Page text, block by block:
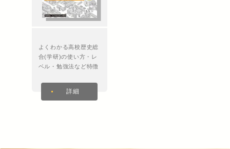
よくわかる高校歴史総
合(学研)の使い方・レ
ベル・勉強法など特徴
詳細